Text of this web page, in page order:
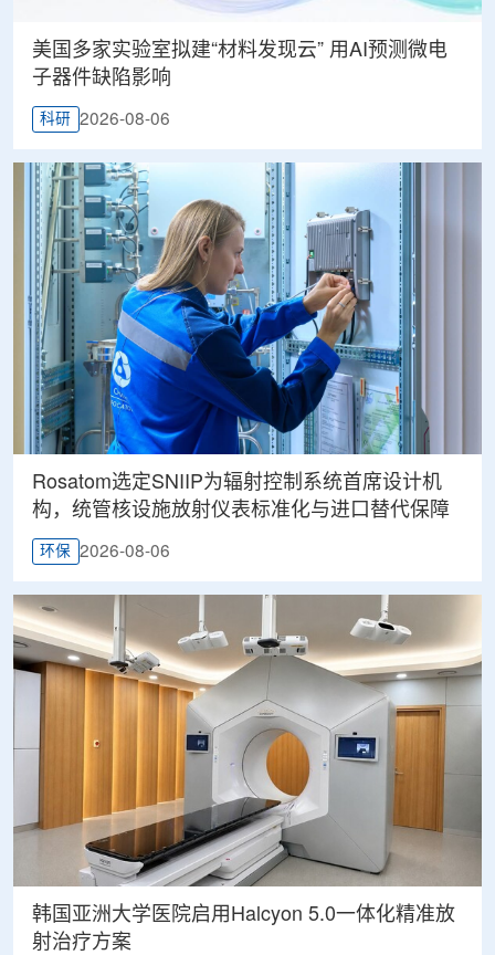
美国多家实验室拟建“材料发现云” 用AI预测微电
子器件缺陷影响
科研 2026-08-06
Rosatom选定SNIIP为辐射控制系统首席设计机
构，统管核设施放射仪表标准化与进口替代保障
环保 2026-08-06
韩国亚洲大学医院启用Halcyon 5.0一体化精准放
射治疗方案